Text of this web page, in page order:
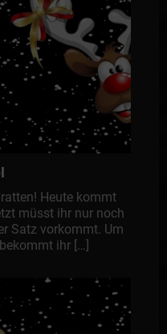
Heute kommt
müsst ihr nur noch
Satz vorkommt. Um
ihr […]